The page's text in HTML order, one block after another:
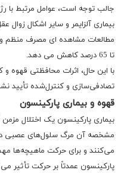
جالب توجه است، عوامل مرتبط با
بیماری آلزایمر و سایر اشکال زوال
مطالعات مشاهده ای مصرف منظم و
تا 65 درصد کاهش می دهد.
با این حال، اثرات محافظتی قهوه
تصادفی‌سازی و کنترل‌شده تأیید
قهوه و بیماری پارکینسون
بیماری پارکینسون یک اختلال مزمن CNS است.
مشخصه آن مرگ سلول‌های عصبی
می‌کنند و برای حرکت ماهیچه‌ها
پارکینسون عمدتاً بر حرکت تأثیر